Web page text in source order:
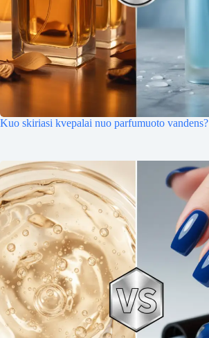
Kuo skiriasi kvepalai nuo parfumuoto vandens?